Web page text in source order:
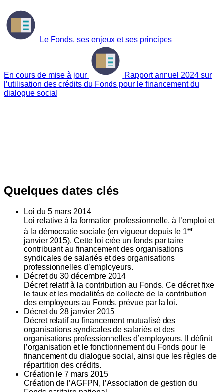
Le Fonds, ses enjeux et ses principes
En cours de mise à jour
Rapport annuel 2024 sur
l’utilisation des crédits du Fonds pour le financement du
dialogue social
Quelques dates clés
Loi du 5 mars 2014
Loi relative à la formation professionnelle, à l’emploi et
à la démocratie sociale (en vigueur depuis le 1er
janvier 2015). Cette loi crée un fonds paritaire
contribuant au financement des organisations
syndicales de salariés et des organisations
professionnelles d’employeurs.
Décret du 30 décembre 2014
Décret relatif à la contribution au Fonds. Ce décret fixe
le taux et les modalités de collecte de la contribution
des employeurs au Fonds, prévue par la loi.
Décret du 28 janvier 2015
Décret relatif au financement mutualisé des
organisations syndicales de salariés et des
organisations professionnelles d’employeurs. Il définit
l’organisation et le fonctionnement du Fonds pour le
financement du dialogue social, ainsi que les règles de
répartition des crédits.
Création le 7 mars 2015
Création de l’AGFPN, l’Association de gestion du